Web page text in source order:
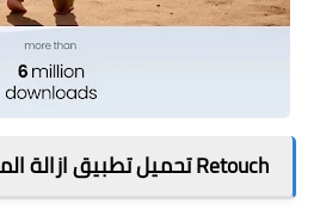
Retouch تحميل تطبيق ازالة الملابس من الصور